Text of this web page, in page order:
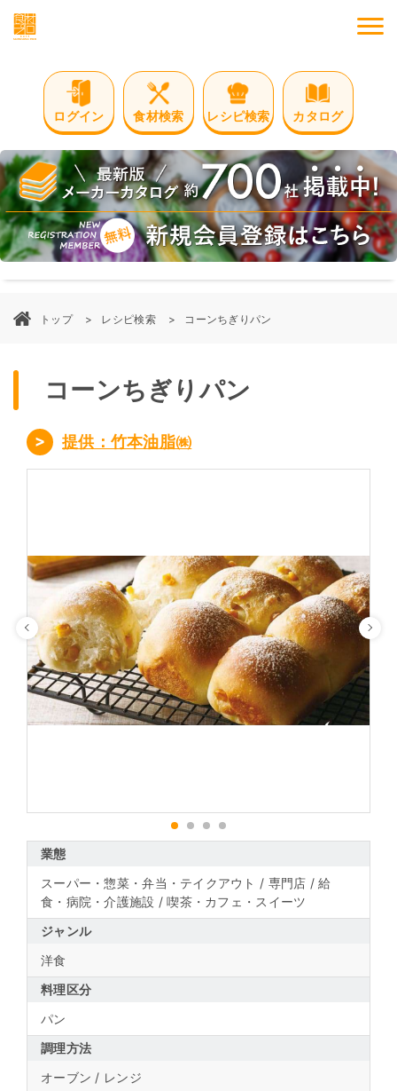
ログイン 食材検索 レシピ検索 カタログ
トップ レシピ検索 コーンちぎりパン
コーンちぎりパン
提供：竹本油脂㈱
Previous
業態
スーパー・惣菜・弁当・テイクアウト / 専門店 / 給
食・病院・介護施設 / 喫茶・カフェ・スイーツ
ジャンル
洋食
料理区分
パン
調理方法
オーブン / レンジ